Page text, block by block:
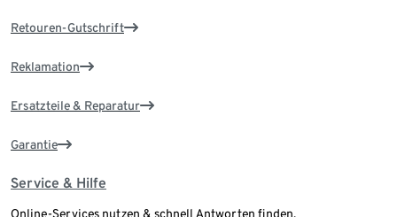
Retouren-Gutschrift
Reklamation
Ersatzteile & Reparatur
Garantie
Service & Hilfe
Online-Services nutzen & schnell Antworten finden.